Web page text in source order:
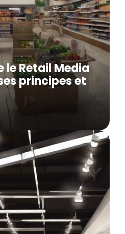
le Retail Media
principes et